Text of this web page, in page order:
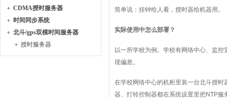
CDMA授时服务器
时间同步系统
北斗/gps双模时间服务器
授时服务器
简单说：挂钟给人看，授时器给机器用。
实际使用中怎么部署？
以一所学校为例。学校有网络中心、监
现偏差。
在学校网络中心的机柜里装一台北斗授
器、打铃控制器都在系统设置里把NTP